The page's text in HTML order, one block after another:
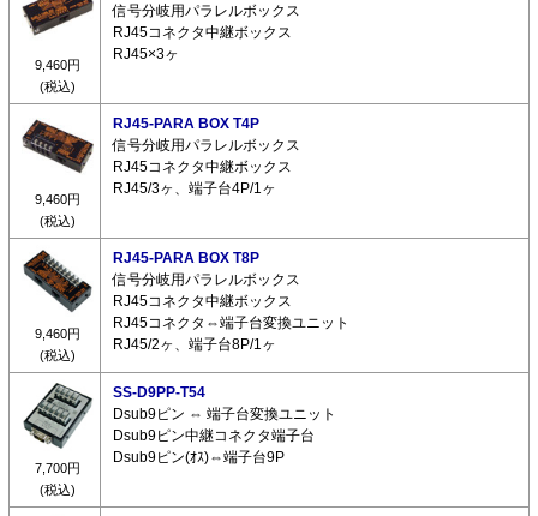
9,460円
(税込)
信号分岐用パラレルボックス
RJ45コネクタ中継ボックス
RJ45×3ヶ
9,460円
(税込)
RJ45-PARA BOX T4P
信号分岐用パラレルボックス
RJ45コネクタ中継ボックス
RJ45/3ヶ、端子台4P/1ヶ
9,460円
(税込)
RJ45-PARA BOX T8P
信号分岐用パラレルボックス
RJ45コネクタ中継ボックス
RJ45コネクタ⇔端子台変換ユニット
RJ45/2ヶ、端子台8P/1ヶ
7,700円
(税込)
SS-D9PP-T54
Dsub9ピン ⇔ 端子台変換ユニット
Dsub9ピン中継コネクタ端子台
Dsub9ピン(ｵｽ)⇔端子台9P